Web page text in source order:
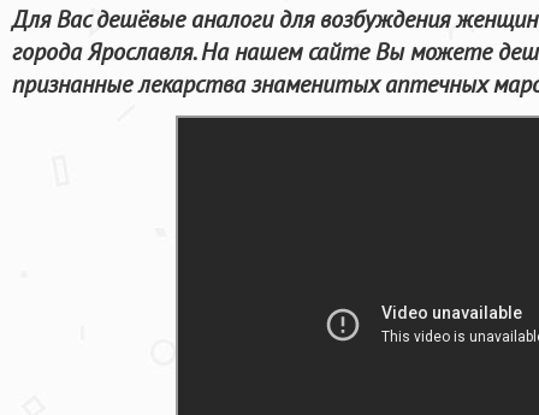
Для Вас дешёвые аналоги для возбуждения
города Ярославля. На нашем сайте Вы можете
признанные лекарства знаменитых аптечных